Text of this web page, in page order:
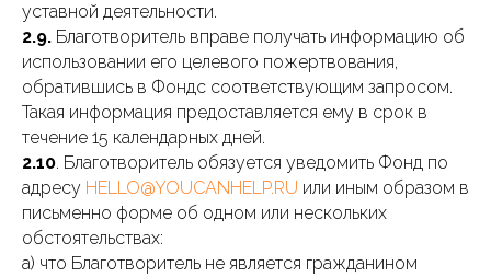
уставной деятельности.
2.9. Благотворитель вправе получать информацию об
использовании его целевого пожертвования,
обратившись в Фондс соответствующим запросом.
Такая информация предоставляется ему в срок в
течение 15 календарных дней.
2.10. Благотворитель обязуется уведомить Фонд по
адресу HELLO@YOUCANHELP.RU или иным образом в
письменно форме об одном или нескольких
обстоятельствах:
а) что Благотворитель не является гражданином